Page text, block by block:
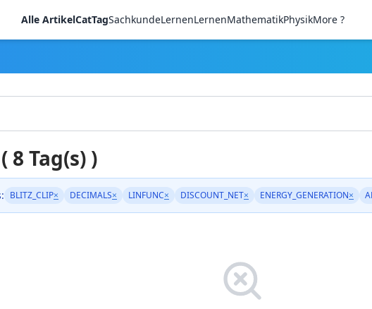
Alle ArtikelCatTagSachkundeLernenLernenMathematikPhysikMore ?
8 Tag(s) )
BLITZ_CLIP× DECIMALS× LINFUNC× DISCOUNT_NET× ENERGY_GENERATION×